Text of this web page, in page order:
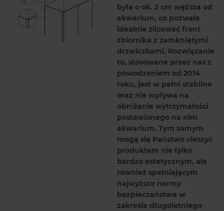
była o ok. 2 cm węższa od
akwarium, co pozwala
idealnie zlicować front
zbiornika z zamkniętymi
drzwiczkami. Rozwiązanie
to, stosowane przez nas z
powodzeniem od 2014
roku, jest w pełni stabilne
oraz nie wpływa na
obniżenie wytrzymałości
postawionego na nim
akwarium. Tym samym
mogą się Państwo cieszyć
produktem nie tylko
bardzo estetycznym, ale
również spełniającym
najwyższe normy
bezpieczeństwa w
zakresie długoletniego